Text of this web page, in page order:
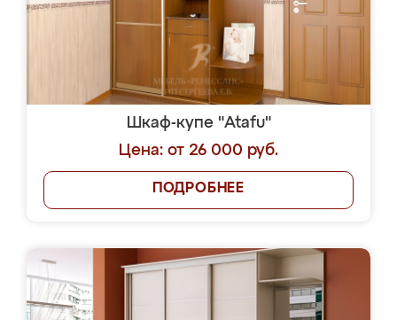
Шкаф-купе "Atafu"
Цена: от 26 000 руб.
ПОДРОБНЕЕ